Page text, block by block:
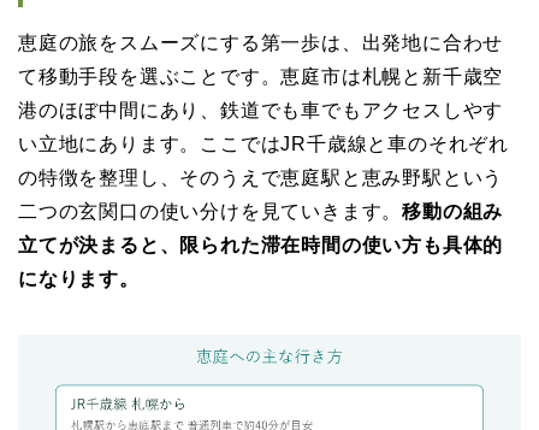
恵庭の旅をスムーズにする第一歩は、出発地に合わせ
て移動手段を選ぶことです。恵庭市は札幌と新千歳空
港のほぼ中間にあり、鉄道でも車でもアクセスしやす
い立地にあります。ここではJR千歳線と車のそれぞれ
の特徴を整理し、そのうえで恵庭駅と恵み野駅という
二つの玄関口の使い分けを見ていきます。移動の組み
立てが決まると、限られた滞在時間の使い方も具体的
になります。